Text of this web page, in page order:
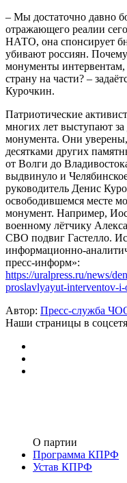
– Мы достаточно давно
отражающего реалии
НАТО, она спонсирует
убивают россиян.
монументы интервентам,
страну на части? –
Курочкин.
Патриотические
многих лет выступают
монумента. Они
десятками других
от Волги до
выдвинуло и
руководитель Денис
освободившемся месте
монумент. Например,
военному лётчику
СВО подвиг Гастелло.
информационно-
пресс-информ»:
https://uralpress.ru/news/
proslavlyayut-interventov-
Автор: Пресс-служба
Наши страницы в
О партии
Программа КПРФ
Устав КПРФ